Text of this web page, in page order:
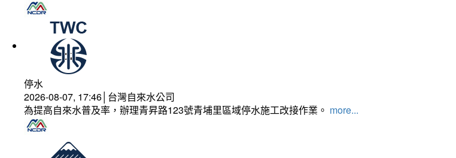
停水
2026-08-07, 17:46│台灣自來水公司
為提高自來水普及率，辦理青昇路123號青埔里區域停水施工改接作業。 more...